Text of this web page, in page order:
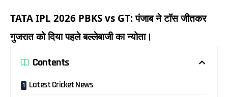
TATA IPL 2026 PBKS vs GT: पंजाब ने टॉस जीतकर
गुजरात को दिया पहले बल्लेबाजी का न्योता।
Contents
Latest Cricket News